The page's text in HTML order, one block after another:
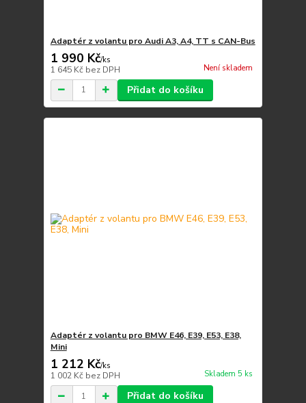
Adaptér z volantu pro Audi A3, A4, TT s CAN-Bus
1 990 Kč/ks
1 645 Kč bez DPH Není skladem
Přidat do košíku
Adaptér z volantu pro BMW E46, E39, E53, E38,
Mini
1 212 Kč/ks
1 002 Kč bez DPH Skladem 5 ks
Přidat do košíku